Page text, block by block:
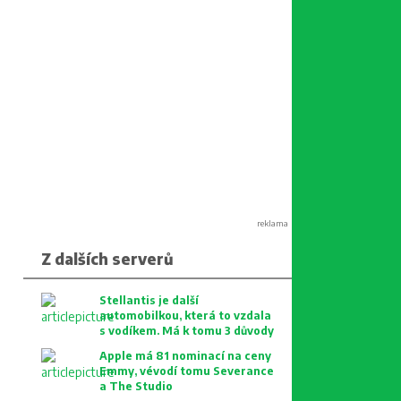
reklama
Z dalších serverů
Stellantis je další
automobilkou, která to vzdala
s vodíkem. Má k tomu 3 důvody
Apple má 81 nominací na ceny
Emmy, vévodí tomu Severance
a The Studio